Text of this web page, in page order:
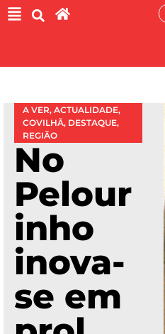
A VER, ACTUALIDADE,
COVILHÃ, DESTAQUE,
REGIÃO
No
Pelour
inho
inova-
se em